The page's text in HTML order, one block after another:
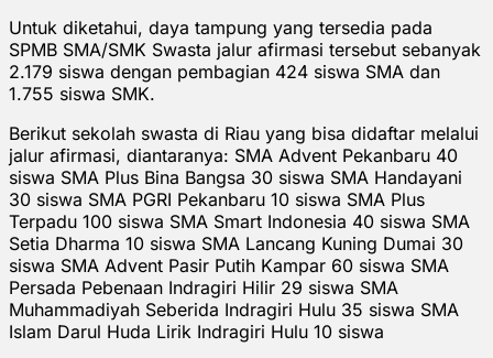
Untuk diketahui, daya tampung yang tersedia pada
SPMB SMA/SMK Swasta jalur afirmasi tersebut sebanyak
2.179 siswa dengan pembagian 424 siswa SMA dan
1.755 siswa SMK.
Berikut sekolah swasta di Riau yang bisa didaftar melalui
jalur afirmasi, diantaranya: SMA Advent Pekanbaru 40
siswa SMA Plus Bina Bangsa 30 siswa SMA Handayani
30 siswa SMA PGRI Pekanbaru 10 siswa SMA Plus
Terpadu 100 siswa SMA Smart Indonesia 40 siswa SMA
Setia Dharma 10 siswa SMA Lancang Kuning Dumai 30
siswa SMA Advent Pasir Putih Kampar 60 siswa SMA
Persada Pebenaan Indragiri Hilir 29 siswa SMA
Muhammadiyah Seberida Indragiri Hulu 35 siswa SMA
Islam Darul Huda Lirik Indragiri Hulu 10 siswa